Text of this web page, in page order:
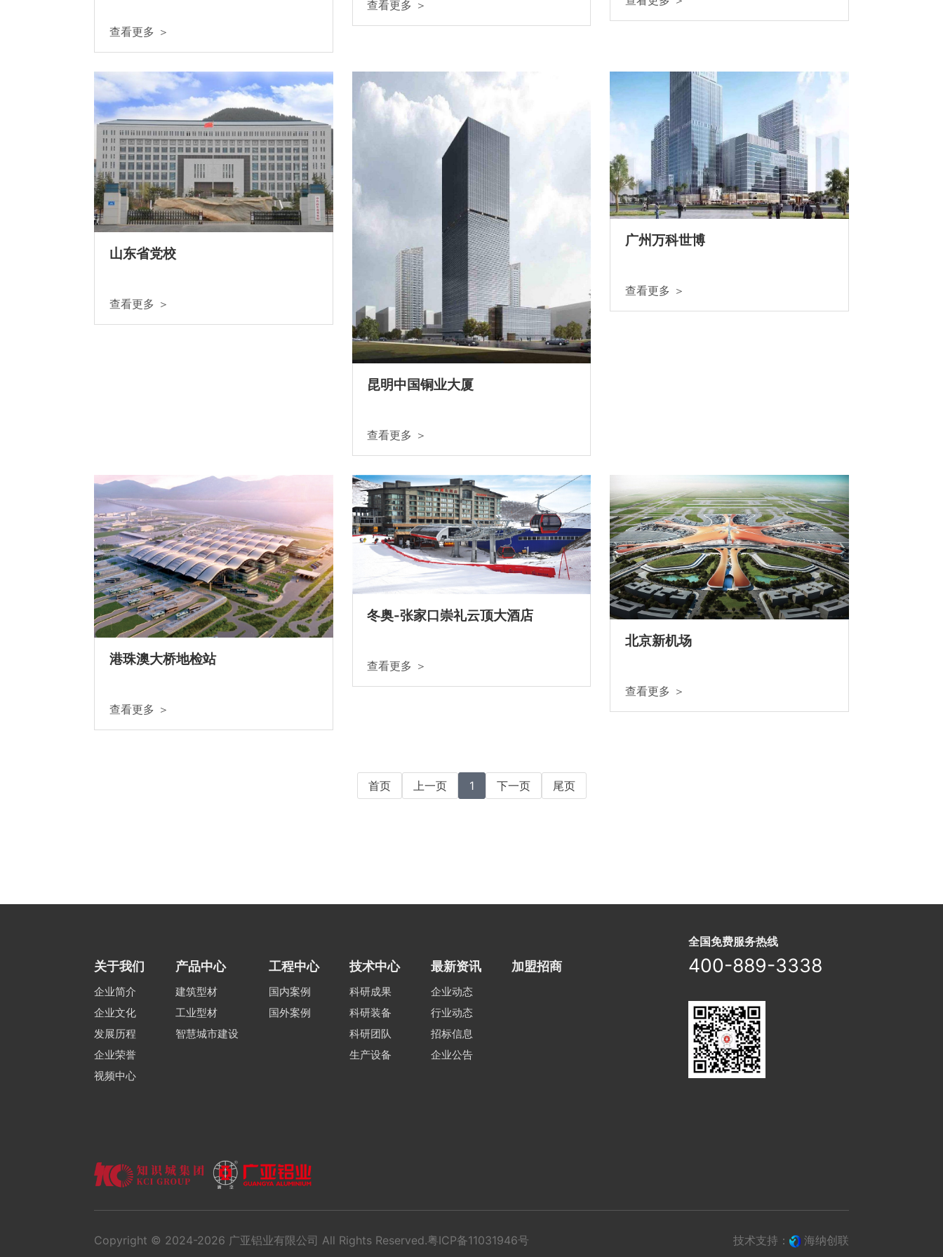
查看更多 ＞
查看更多 ＞
山东省党校
查看更多 ＞
昆明中国铜业大厦
查看更多 ＞
广州万科世博
查看更多 ＞
港珠澳大桥地检站
查看更多 ＞
冬奥-张家口崇礼云顶大酒店
查看更多 ＞
北京新机场
查看更多 ＞
首页 上一页 1 下一页 尾页
关于我们
企业简介
企业文化
发展历程
企业荣誉
视频中心
产品中心
建筑型材
工业型材
智慧城市建设
工程中心
国内案例
国外案例
技术中心
科研成果
科研装备
科研团队
生产设备
最新资讯
企业动态
行业动态
招标信息
企业公告
加盟招商
全国免费服务热线
400-889-3338
Copyright © 2024-2026 广亚铝业有限公司 All Rights Reserved.粤ICP备11031946号 技术支持： 海纳创联